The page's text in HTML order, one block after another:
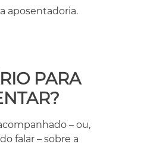
aposentadoria.
PARA
– ou,
falar – sobre a